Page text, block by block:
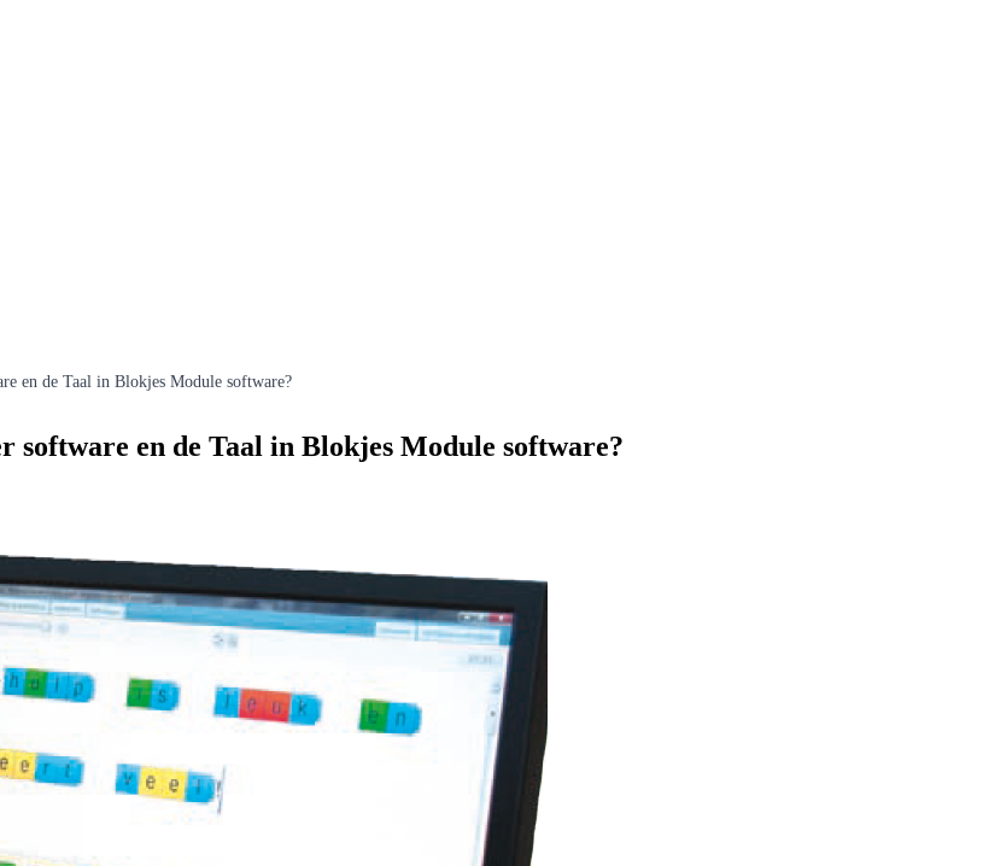
en de Taal in Blokjes Module software?
software en de Taal in Blokjes Module software?